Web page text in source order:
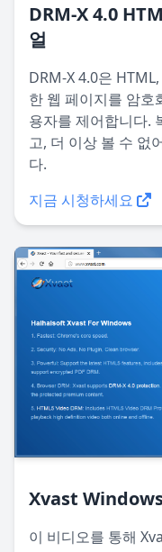
DRM-X 4.0
얼
DRM-X 4.0은
한 웹 페이지를 암호
용자를 제어합니다.
고, 더 이상 볼 수 없
다.
지금 시청하세요
Xvast
이 비디오를 통해